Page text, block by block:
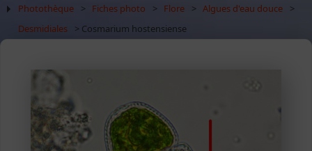
Photothèque > Fiches photo > Flore > Algues d'eau douce
>
Desmidiales
> Cosmarium hostensiense